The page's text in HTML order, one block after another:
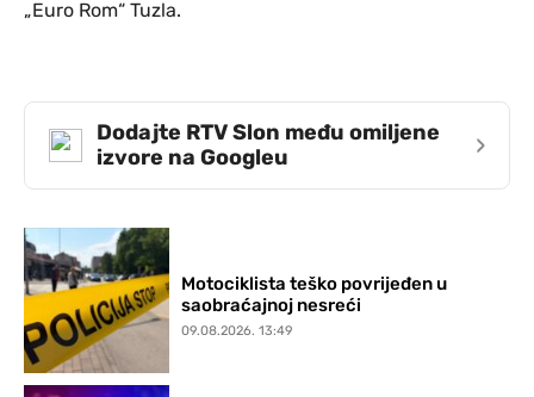
„Euro Rom“ Tuzla.
Dodajte RTV Slon među omiljene
izvore na Googleu
›
Motociklista teško povrijeđen u
saobraćajnoj nesreći
09.08.2026. 13:49